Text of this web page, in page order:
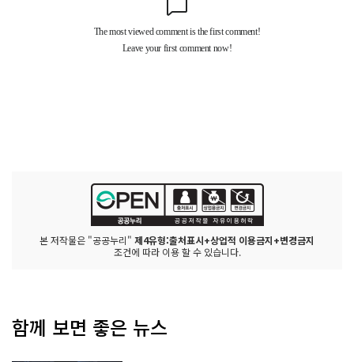
본 저작물은 "공공누리" 제4유형:출처표시+상업적 이용금지+변경금지
조건에 따라 이용 할 수 있습니다.
함께 보면 좋은 뉴스